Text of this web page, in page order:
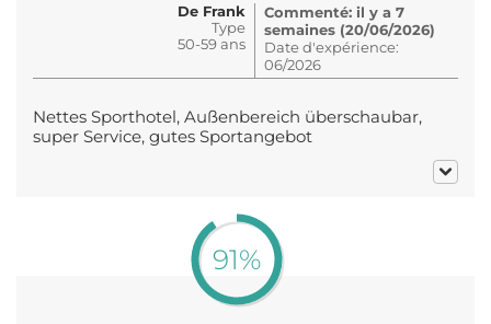
De Frank
Type
50-59 ans
Commenté: il y a 7
semaines (20/06/2026)
Date d'expérience:
06/2026
Nettes Sporthotel, Außenbereich überschaubar,
super Service, gutes Sportangebot
91%